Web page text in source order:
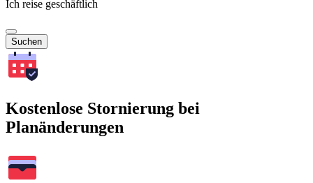
Ich reise geschäftlich
Suchen
Kostenlose Stornierung bei
Planänderungen